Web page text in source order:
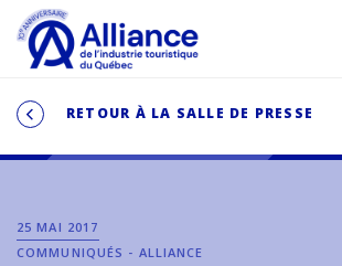
RETOUR À LA SALLE DE PRESSE
25 MAI 2017
COMMUNIQUÉS - ALLIANCE